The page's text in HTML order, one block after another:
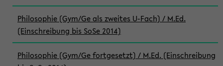
Philosophie (Gym/Ge als zweites U-Fach) / M.Ed.
(Einschreibung bis SoSe 2014)
Philosophie (Gym/Ge fortgesetzt) / M.Ed. (Einschreibung